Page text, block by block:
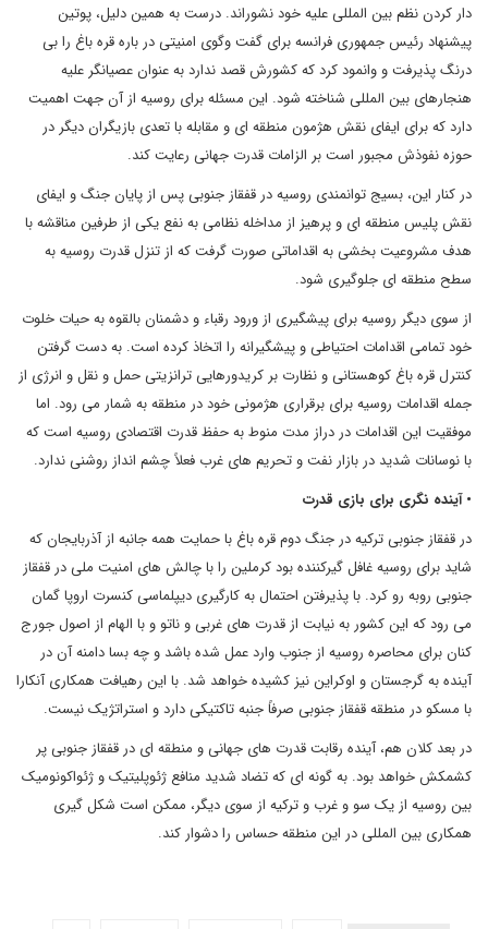
دار کردن نظم بین المللی علیه خود نشوراند. درست به همین دلیل، پوتین
پیشنهاد رئیس جمهوری فرانسه برای گفت وگوی امنیتی در باره قره باغ را بی
درنگ پذیرفت و وانمود کرد که کشورش قصد ندارد به عنوان عصیانگر علیه
هنجارهای بین المللی شناخته شود. این مسئله برای روسیه از آن جهت اهمیت
دارد که برای ایفای نقش هژمون منطقه ای و مقابله با تعدی بازیگران دیگر در
حوزه نفوذش مجبور است بر الزامات قدرت جهانی رعایت کند.
در کنار این، بسیج توانمندی روسیه در قفقاز جنوبی پس از پایان جنگ و ایفای
نقش پلیس منطقه ای و پرهیز از مداخله نظامی به نفع یکی از طرفین مناقشه با
هدف مشروعیت بخشی به اقداماتی صورت گرفت که از تنزل قدرت روسیه به
سطح منطقه ای جلوگیری شود.
از سوی دیگر روسیه برای پیشگیری از ورود رقباء و دشمنان بالقوه به حیات خلوت
خود تمامی اقدامات احتیاطی و پیشگیرانه را اتخاذ کرده است. به دست گرفتن
کنترل قره باغ کوهستانی و نظارت بر کریدورهایی ترانزیتی حمل و نقل و انرژی از
جمله اقدامات روسیه برای برقراری هژمونی خود در منطقه به شمار می رود. اما
موفقیت این اقدامات در دراز مدت منوط به حفظ قدرت اقتصادی روسیه است که
با نوسانات شدید در بازار نفت و تحریم های غرب فعلاً چشم انداز روشنی ندارد.
• آینده نگری برای بازی قدرت
در قفقاز جنوبی ترکیه در جنگ دوم قره باغ با حمایت همه جانبه از آذربایجان که
شاید برای روسیه غافل گیرکننده بود کرملین را با چالش های امنیت ملی در قفقاز
جنوبی روبه رو کرد. با پذیرفتن احتمال به کارگیری دیپلماسی کنسرت اروپا گمان
می رود که این کشور به نیابت از قدرت های غربی و ناتو و با الهام از اصول جورج
کنان برای محاصره روسیه از جنوب وارد عمل شده باشد و چه بسا دامنه آن در
آینده به گرجستان و اوکراین نیز کشیده خواهد شد. با این رهیافت همکاری آنکارا
با مسکو در منطقه قفقاز جنوبی صرفاً جنبه تاکتیکی دارد و استراتژیک نیست.
در بعد کلان هم، آینده رقابت قدرت های جهانی و منطقه ای در قفقاز جنوبی پر
کشمکش خواهد بود. به گونه ای که تضاد شدید منافع ژئوپلیتیک و ژئواکونومیک
بین روسیه از یک سو و غرب و ترکیه از سوی دیگر، ممکن است شکل گیری
همکاری بین المللی در این منطقه حساس را دشوار کند.